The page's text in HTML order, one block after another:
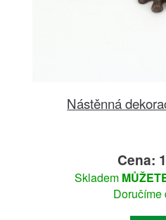
Nástěnná
Cena:
Skladem
Doručíme